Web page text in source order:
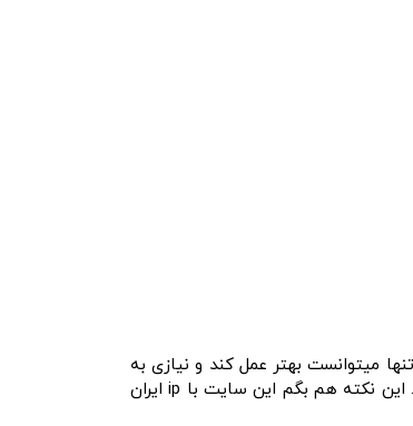
میتوانست بهتر عمل کند و نیازی به
نشان دادن دسته بندی ها نیز نبوده چون ماهیت این سایت بیشتر بر اساس سرچ ها و تگ ها میباشد بر خلاف سایت ها فروشگاهی . این نکته هم بگم این سایت با ip ایران